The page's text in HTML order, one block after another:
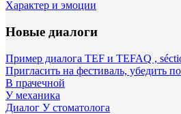
Характер и эмоции
Новые диалоги
Пример диалога TEF и TEFAQ ,
Пригласить на фестиваль, убедить
В прачечной
У механика
Диалог У стоматолога